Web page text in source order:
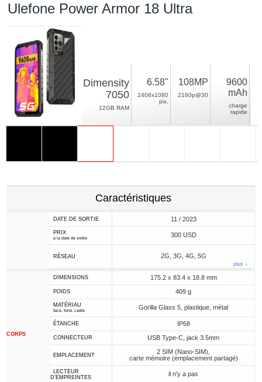
Ulefone Power Armor 18 Ultra
Dimensity
7050
12GB RAM
6.58"
2408x1080
pix.
108MP
2160p@30
9600
mAh
charge
rapide
Caractéristiques
DATE DE SORTIE 11 / 2023
PRIX
à la date de sortie 300 USD
RÉSEAU 2G, 3G, 4G, 5G
plus ↓
CORPS
DIMENSIONS 175.2 x 83.4 x 18.8 mm
POIDS 409 g
MATÉRIAU
face, fond, cadre Gorilla Glass 5, plastique, métal
ÉTANCHE IP68
CONNECTEUR USB Type-C, jack 3.5mm
EMPLACEMENT
2 SIM (Nano-SIM),
carte mémoire (emplacement partagé)
LECTEUR
D'EMPREINTES
il n'y a pas